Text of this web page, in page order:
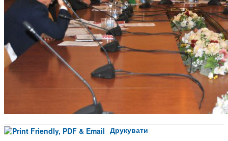
Друкувати